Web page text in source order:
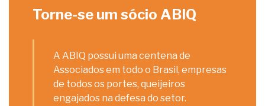
Torne-se um sócio ABIQ
A ABIQ possui uma centena de
Associados em todo o Brasil, empresas
de todos os portes, queijeiros
engajados na defesa do setor.